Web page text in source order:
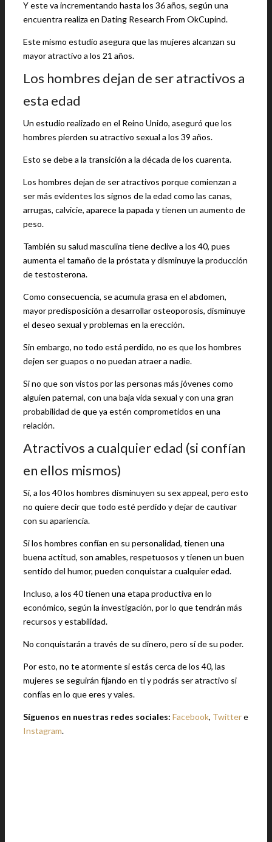
Y este va incrementando hasta los 36 años, según una
encuentra realiza en Dating Research From OkCupind.
Este mismo estudio asegura que las mujeres alcanzan su
mayor atractivo a los 21 años.
Los hombres dejan de ser atractivos a
esta edad
Un estudio realizado en el Reino Unido, aseguró que los
hombres pierden su atractivo sexual a los 39 años.
Esto se debe a la transición a la década de los cuarenta.
Los hombres dejan de ser atractivos porque comienzan a
ser más evidentes los signos de la edad como las canas,
arrugas, calvicie, aparece la papada y tienen un aumento de
peso.
También su salud masculina tiene declive a los 40, pues
aumenta el tamaño de la próstata y disminuye la producción
de testosterona.
Como consecuencia, se acumula grasa en el abdomen,
mayor predisposición a desarrollar osteoporosis, disminuye
el deseo sexual y problemas en la erección.
Sin embargo, no todo está perdido, no es que los hombres
dejen ser guapos o no puedan atraer a nadie.
Si no que son vistos por las personas más jóvenes como
alguien paternal, con una baja vida sexual y con una gran
probabilidad de que ya estén comprometidos en una
relación.
Atractivos a cualquier edad (si confían
en ellos mismos)
Sí, a los 40 los hombres disminuyen su sex appeal, pero esto
no quiere decir que todo esté perdido y dejar de cautivar
con su apariencia.
Si los hombres confían en su personalidad, tienen una
buena actitud, son amables, respetuosos y tienen un buen
sentido del humor, pueden conquistar a cualquier edad.
Incluso, a los 40 tienen una etapa productiva en lo
económico, según la investigación, por lo que tendrán más
recursos y estabilidad.
No conquistarán a través de su dinero, pero sí de su poder.
Por esto, no te atormente si estás cerca de los 40, las
mujeres se seguirán fijando en ti y podrás ser atractivo si
confías en lo que eres y vales.
Síguenos en nuestras redes sociales: Facebook, Twittere
Instagram.